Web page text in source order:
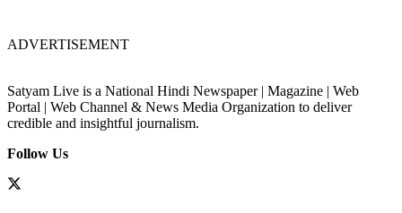
ADVERTISEMENT
Satyam Live is a National Hindi Newspaper | Magazine | Web
Portal | Web Channel & News Media Organization to deliver
credible and insightful journalism.
Follow Us